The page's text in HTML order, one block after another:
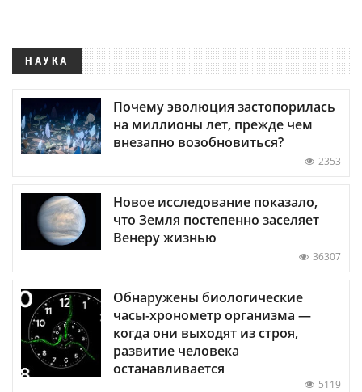
НАУКА
Почему эволюция застопорилась
на миллионы лет, прежде чем
внезапно возобновиться?
2353
Новое исследование показало,
что Земля постепенно заселяет
Венеру жизнью
36307
Обнаружены биологические
часы-хронометр организма —
когда они выходят из строя,
развитие человека
останавливается
5119